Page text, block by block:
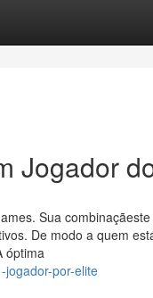
Jogador
Sua
De modo a quem
óptima
jogador-por-elite